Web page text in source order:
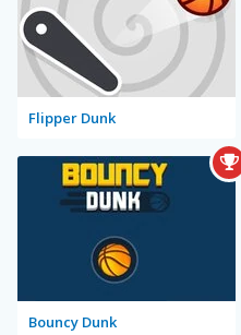
Flipper Dunk
Bouncy Dunk